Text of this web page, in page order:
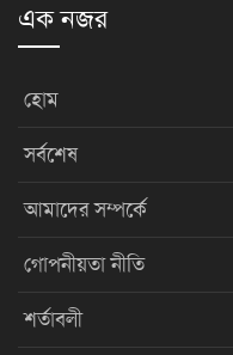
এক নজর
হোম
সর্বশেষ
আমাদের সম্পর্কে
গোপনীয়তা নীতি
শর্তাবলী